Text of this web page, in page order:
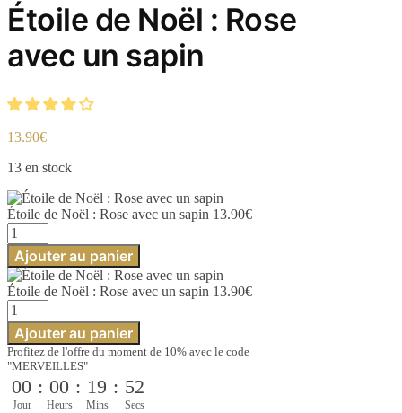
Étoile de Noël : Rose
avec un sapin
13.90€
13 en stock
Étoile de Noël : Rose avec un sapin 13.90€
quantité
de
Étoile
de
Noël
Rose
avec
un
sapin
Ajouter au panier
Étoile de Noël : Rose avec un sapin 13.90€
quantité
de
Étoile
de
Noël
Rose
Ajouter au panier
Profitez de l'offre du moment de 10% avec le code
"MERVEILLES"
00
Jour
: 00
Heurs
: 19
Mins
: 51
Secs